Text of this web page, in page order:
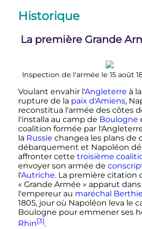
Historique
La première Grande
Inspection de l'armée le 15 août
Voulant envahir l'Angleterre à
rupture de la paix d'Amiens,
reconstitua l'armée des côtes
l'installa au camp de Boulogne
coalition formée par
la Russie changea les plans de
débarquement et Napoléon
affronter cette troisième
envoyer son armée de
l'Autriche. La première citation
« Grande Armée » apparut
l'empereur au maréchal
1805, jour où Napoléon leva le
Boulogne pour emmener ses
Rhin[3].